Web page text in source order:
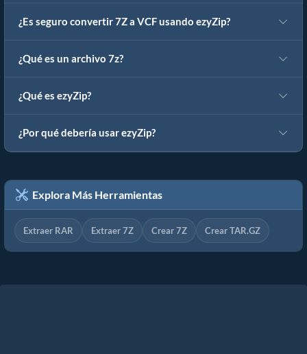
¿Es seguro convertir 7Z a VCF usando ezyZip?
¿Qué es un archivo 7z?
¿Qué es ezyZip?
¿Por qué debería usar ezyZip?
Explora Más Herramientas
Extraer RAR Extraer 7Z Crear 7Z Crear TAR.GZ